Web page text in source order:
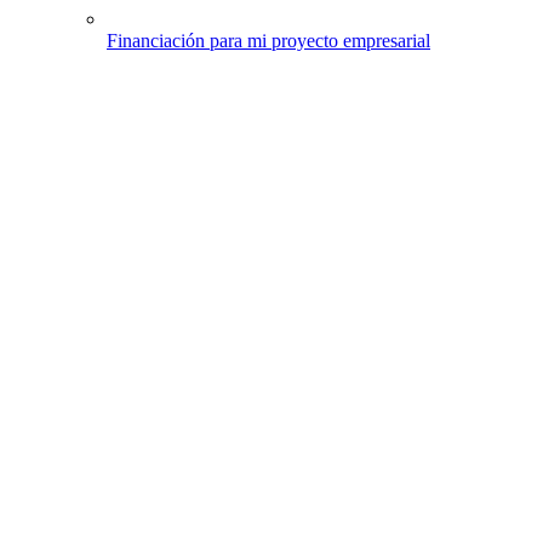
Financiación para mi proyecto empresarial